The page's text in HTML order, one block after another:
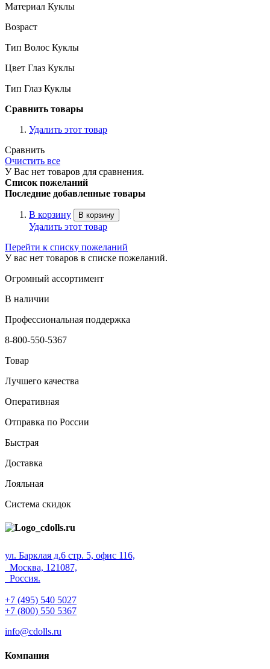
Материал Куклы
Возраст
Тип Волос Куклы
Цвет Глаз Куклы
Тип Глаз Куклы
Сравнить товары
Удалить этот товар
Сравнить
Очистить все
У Вас нет товаров для сравнения.
Список пожеланий
Последние добавленные товары
В корзину В корзину
Удалить этот товар
Перейти к списку пожеланий
У вас нет товаров в списке пожеланий.
Огромный ассортимент
В наличии
Профессиональная поддержка
8-800-550-5367
Товар
Лучшего качества
Оперативная
Отправка по России
Быстрая
Доставка
Лояльная
Система скидок
ул. Барклая д.6 стр. 5, офис 116,
Москва, 121087,
Россия.
+7 (495) 540 5027
+7 (800) 550 5367
info@cdolls.ru
Компания